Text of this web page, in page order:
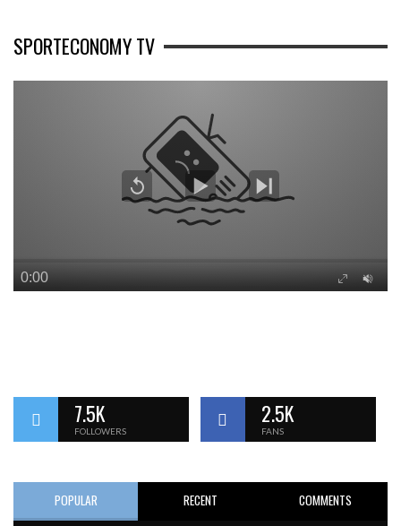
SPORTECONOMY TV
7.5K
FOLLOWERS
2.5K
FANS
POPULAR RECENT COMMENTS